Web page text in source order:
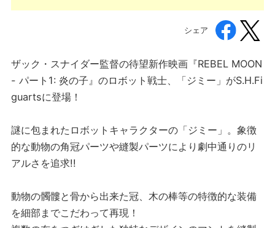
シェア
ザック・スナイダー監督の待望新作映画『REBEL MOON
- パート1: 炎の子』のロボット戦士、「ジミー」がS.H.Fi
guartsに登場！
謎に包まれたロボットキャラクターの「ジミー」。象徴
的な動物の角冠パーツや縫製パーツにより劇中通りのリ
アルさを追求!!
動物の髑髏と骨から出来た冠、木の棒等の特徴的な装備
を細部までこだわって再現！